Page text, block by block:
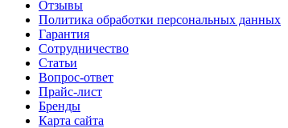
Отзывы
Политика обработки персональных данных
Гарантия
Сотрудничество
Статьи
Вопрос-ответ
Прайс-лист
Бренды
Карта сайта